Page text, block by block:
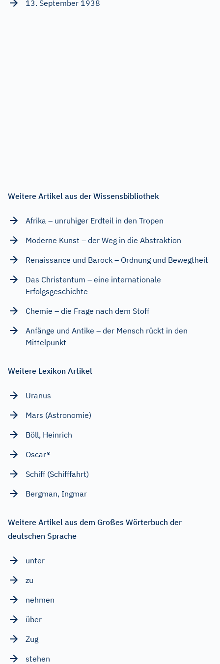
13. September 1938
Weitere Artikel aus der Wissensbibliothek
Afrika – unruhiger Erdteil in den Tropen
Moderne Kunst – der Weg in die Abstraktion
Renaissance und Barock – Ordnung und Bewegtheit
Das Christentum – eine internationale
Erfolgsgeschichte
Chemie – die Frage nach dem Stoff
Anfänge und Antike – der Mensch rückt in den
Mittelpunkt
Weitere Lexikon Artikel
Uranus
Mars (Astronomie)
Böll, Heinrich
Oscar®
Schiff (Schifffahrt)
Bergman, Ingmar
Weitere Artikel aus dem Großes Wörterbuch der
deutschen Sprache
unter
zu
nehmen
über
Zug
stehen